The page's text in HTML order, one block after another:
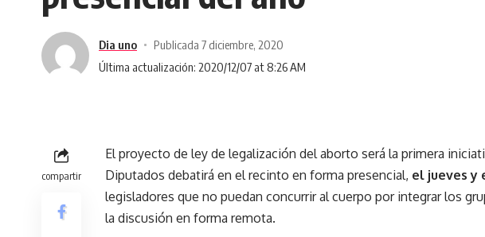
Última actualización: 2020/12/07 at 8:26 AM
Dia uno Publicada 7 diciembre, 2020
compartir
El proyecto de ley de legalización del aborto será la primera
Diputados debatirá en el recinto en forma presencial, el jueves y
legisladores que no puedan concurrir al cuerpo por integrar los
la discusión en forma remota.